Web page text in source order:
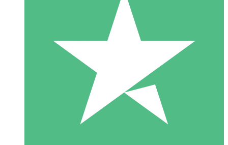
Pacotes de Créditos Individuais
Pague conforme o uso com créditos de download. Sem
1000